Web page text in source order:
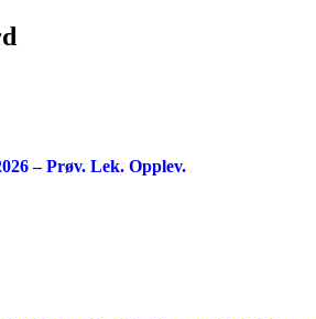
– Prøv. Lek. Opplev.